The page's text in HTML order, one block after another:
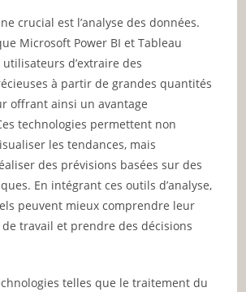
crucial est l’analyse des données.
Microsoft Power BI et Tableau
d’extraire des
à partir de grandes quantités
offrant ainsi un avantage
technologies permettent non
les tendances, mais
des prévisions basées sur des
En intégrant ces outils d’analyse,
peuvent mieux comprendre leur
travail et prendre des décisions
telles que le traitement du